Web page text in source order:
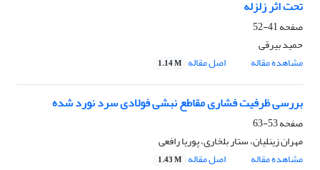
تحت اثر زلزله
صفحه41-52
حمید بیرقی
مشاهده مقاله
اصل مقاله 1.14 M
بررسی ظرفیت فشاری مقاطع نبشی فولادی سرد نورد شده
صفحه53-63
مهران زینلیان، ستار بلخاری، پوریا رافعی
مشاهده مقاله
اصل مقاله 1.43 M